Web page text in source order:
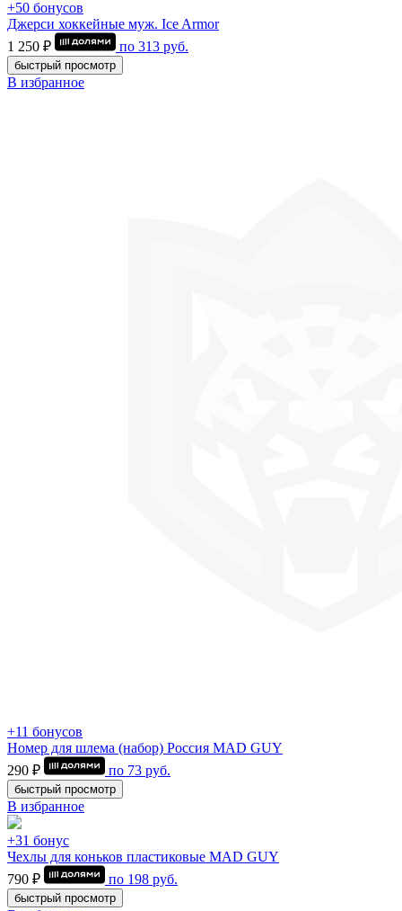
+50 бонусов
Джерси хоккейные муж. Ice Armor
1 250 ₽
по 313 руб.
быстрый просмотр
В избранное
+11 бонусов
Номер для шлема (набор) Россия MAD GUY
290 ₽
по 73 руб.
быстрый просмотр
В избранное
+31 бонус
Чехлы для коньков пластиковые MAD GUY
790 ₽
по 198 руб.
быстрый просмотр